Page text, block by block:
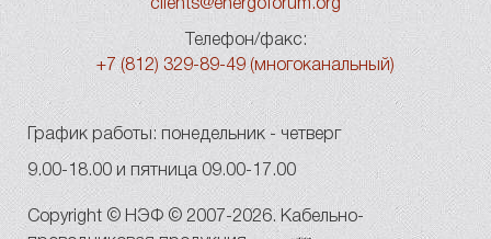
clients@energoforum.org
Телефон/факс:
+7 (812) 329-89-49 (многоканальный)
График работы: понедельник - четверг
9.00-18.00 и пятница 09.00-17.00
Copyright © НЭФ © 2007-2026. Кабельно-